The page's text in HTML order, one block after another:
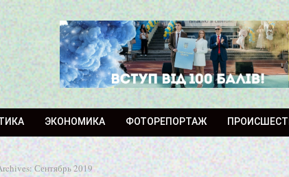
ЭКОНОМИКА ФОТОРЕПОРТАЖ
Сентябрь 2019